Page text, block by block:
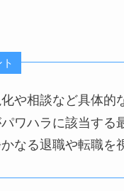
や相談など具体的
ワハラに該当する
なる退職や転職を